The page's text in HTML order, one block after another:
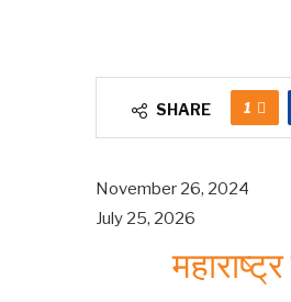
SHARE 1
November 26, 2024
July 25, 2026